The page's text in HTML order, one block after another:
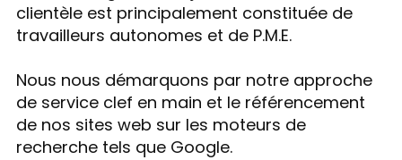
clientèle est principalement constituée de
travailleurs autonomes et de P.M.E.
Nous nous démarquons par notre approche
de service clef en main et le référencement
de nos sites web sur les moteurs de
recherche tels que Google.